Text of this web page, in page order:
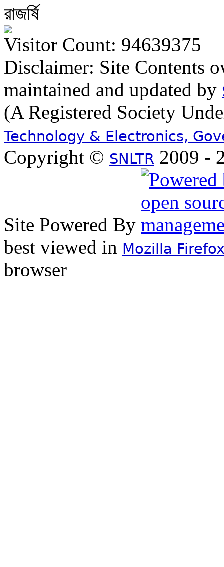
রাজর্ষি
Visitor Count: 94639375
Disclaimer: Site Contents
maintained and updated by
(A Registered Society
Technology & Electronics,
Copyright © SNLTR 2009 -
Site Powered By
best viewed in Mozilla
browser